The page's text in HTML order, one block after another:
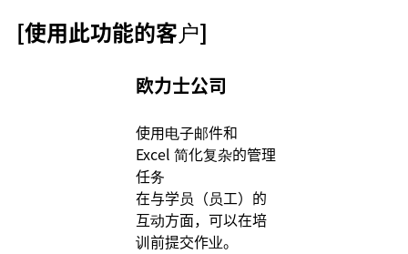
[使用此功能的客户]
欧力士公司
使用电子邮件和
Excel 简化复杂的管理
任务
在与学员（员工）的
互动方面，可以在培
训前提交作业。